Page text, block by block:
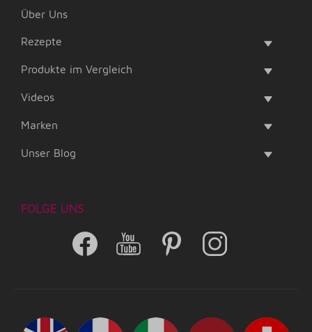
Über Uns
Rezepte
Produkte im Vergleich
Videos
Marken
Unser Blog
FOLGE UNS